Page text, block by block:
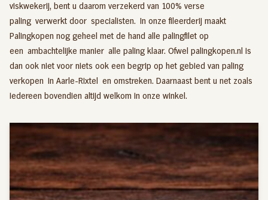
viskwekerij, bent u daarom verzekerd van 100% verse
paling verwerkt door specialisten. In onze fileerderij maakt
Palingkopen nog geheel met de hand alle palingfilet op
een ambachtelijke manier alle paling klaar. Ofwel palingkopen.nl is
dan ook niet voor niets ook een begrip op het gebied van paling
verkopen in Aarle-Rixtel en omstreken. Daarnaast bent u net zoals
iedereen bovendien altijd welkom in onze winkel.